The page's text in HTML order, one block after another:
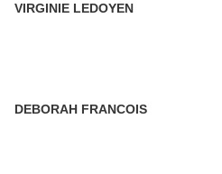
VIRGINIE LEDOYEN
DEBORAH FRANCOIS